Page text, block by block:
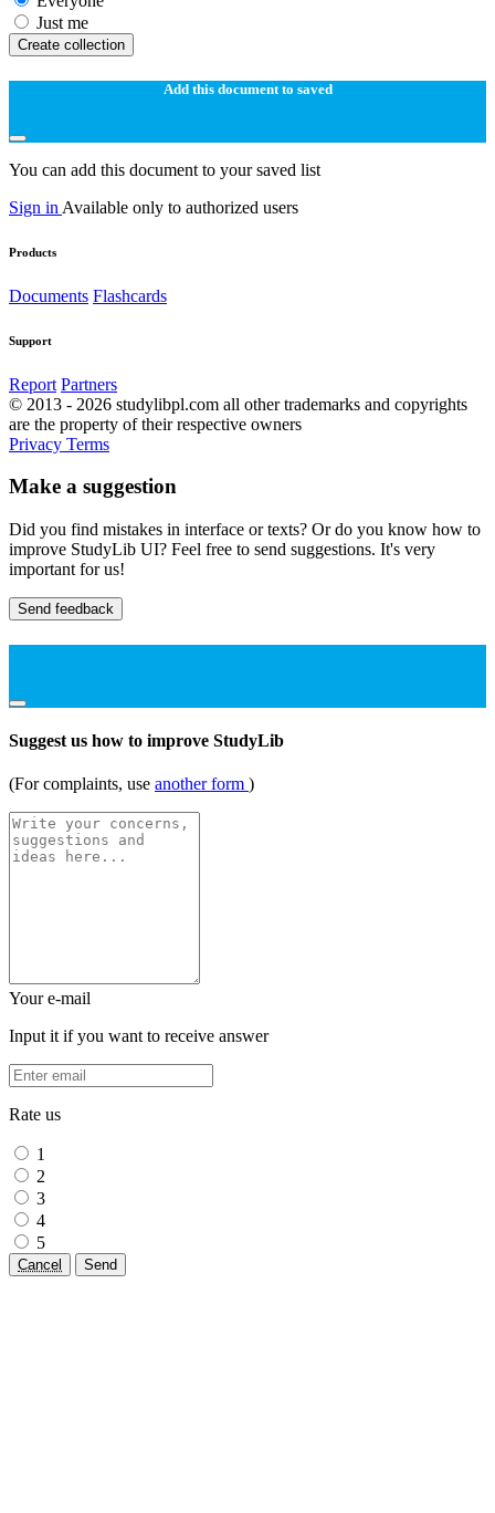
Just me
Create collection
Add this document to saved
You can add this document to your saved list
Sign in Available only to authorized users
Products
Documents Flashcards
Support
Report Partners
© 2013 - 2026 studylibpl.com all other trademarks and copyrights
are the property of their respective owners
Privacy Terms
Make a suggestion
Did you find mistakes in interface or texts? Or do you know how to
improve StudyLib UI? Feel free to send suggestions. It's very
important for us!
Send feedback
Suggest us how to improve StudyLib
(For complaints, use another form )
Your e-mail
Input it if you want to receive answer
Rate us
1
2
3
4
5
Cancel Send